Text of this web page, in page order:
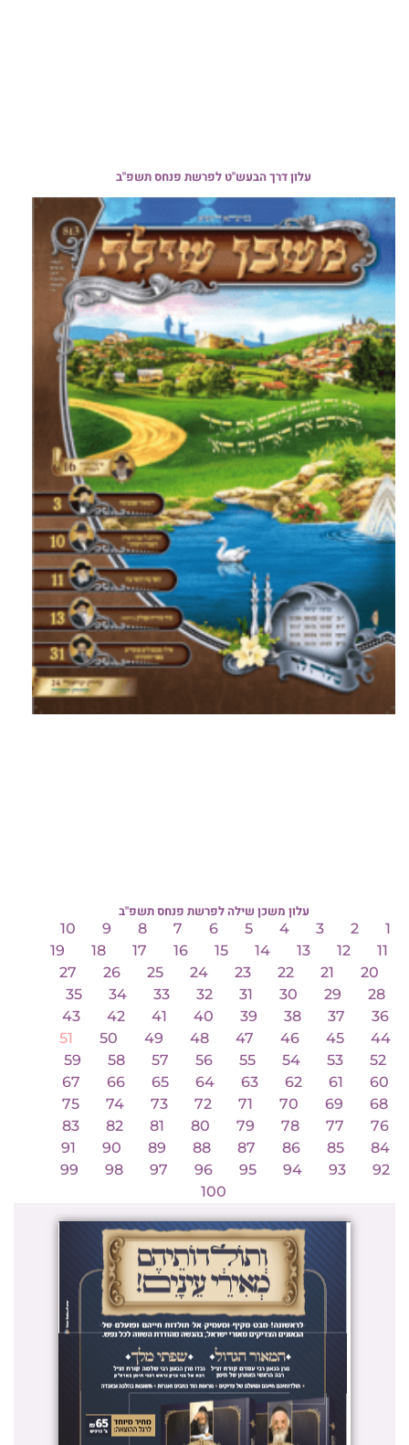
עלון דרך הבעש"ט לפרשת פנחס תשפ"ב
עלון משכן שילה לפרשת פנחס תשפ"ב
1
2
3
4
5
6
7
8
9
10
11
12
13
14
15
16
17
18
19
20
21
22
23
24
25
26
27
28
29
30
31
32
33
34
35
36
37
38
39
40
41
42
43
44
45
46
47
48
49
50
51
52
53
54
55
56
57
58
59
60
61
62
63
64
65
66
67
68
69
70
71
72
73
74
75
76
77
78
79
80
81
82
83
84
85
86
87
88
89
90
91
92
93
94
95
96
97
98
99
100